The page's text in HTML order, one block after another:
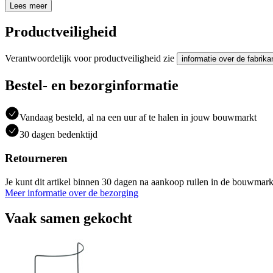
Lees meer
Productveiligheid
Verantwoordelijk voor productveiligheid zie informatie over de
Bestel- en bezorginformatie
Vandaag besteld, al na een uur af te halen in jouw bouwmarkt
30 dagen bedenktijd
Retourneren
Je kunt dit artikel binnen 30 dagen na aankoop ruilen in de
Meer informatie over de bezorging
Vaak samen gekocht